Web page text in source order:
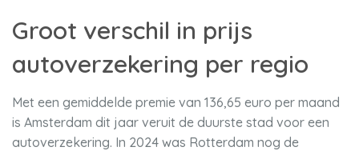
Groot verschil in prijs
autoverzekering per regio
Met een gemiddelde premie van 136,65 euro per maand
is Amsterdam dit jaar veruit de duurste stad voor een
autoverzekering. In 2024 was Rotterdam nog de